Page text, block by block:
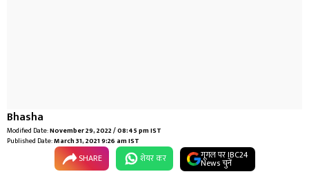
Bhasha
Modified Date:November 29, 2022 / 08:45 pm IST
Published Date:March 31, 2021 9:26 am IST
SHARE शेयर कर गूगल पर IBC24
News चुनें